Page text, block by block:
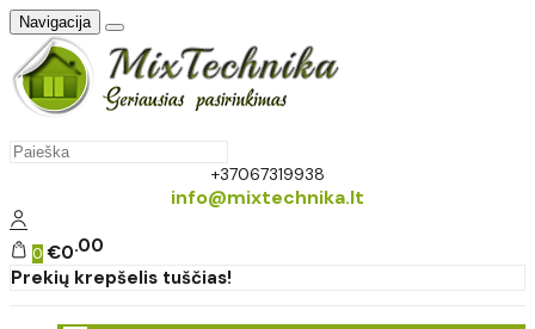
Navigacija
+37067319938
info@mixtechnika.lt
0 €0 00
Prekių krepšelis tuščias!